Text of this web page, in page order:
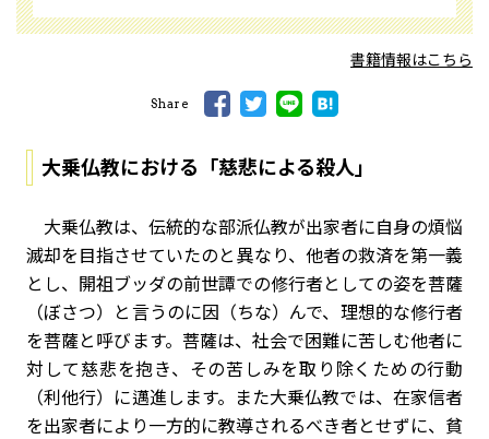
書籍情報はこちら
Share
大乗仏教における「慈悲による殺人」
大乗仏教は、伝統的な部派仏教が出家者に自身の煩悩
滅却を目指させていたのと異なり、他者の救済を第一義
とし、開祖ブッダの前世譚での修行者としての姿を菩薩
（ぼさつ）と言うのに因（ちな）んで、理想的な修行者
を菩薩と呼びます。菩薩は、社会で困難に苦しむ他者に
対して慈悲を抱き、その苦しみを取り除くための行動
（利他行）に邁進します。また大乗仏教では、在家信者
を出家者により一方的に教導されるべき者とせずに、貧